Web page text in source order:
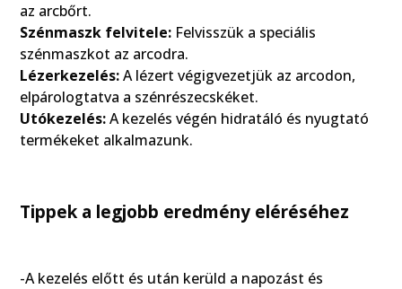
az arcbőrt.
Szénmaszk felvitele: Felvisszük a speciális
szénmaszkot az arcodra.
Lézerkezelés:A lézert végigvezetjük az arcodon,
elpárologtatva a szénrészecskéket.
Utókezelés:A kezelés végén hidratáló és nyugtató
termékeket alkalmazunk.
Tippek a legjobb eredmény eléréséhez
-A kezelés előtt és után kerüld a napozást és